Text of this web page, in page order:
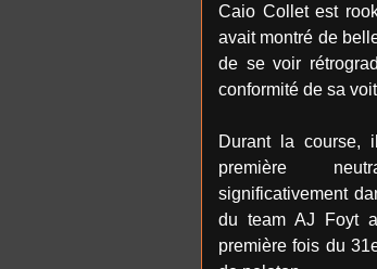
Caio Collet est
avait montré de
de se voir
conformité de sa
Durant la course,
première
significativement
du team AJ Foyt
première fois du